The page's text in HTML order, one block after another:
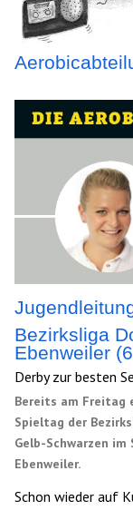
Bezirksliga
Ebenweiler
Derby zur besten
Bereits am Freitag
Spieltag der
Gelb-Schwarzen
Ebenweiler.
Schon wieder auf